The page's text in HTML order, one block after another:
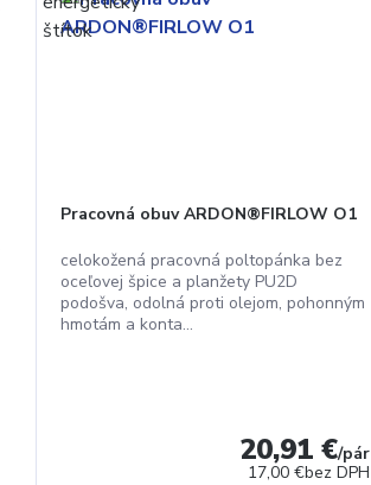
Pracovná obuv ARDON®FIRLOW O1
celokožená pracovná poltopánka bez
oceľovej špice a planžety PU2D
podošva, odolná proti olejom, pohonným
hmotám a konta...
20,91 €/pár
17,00 €bez DPH